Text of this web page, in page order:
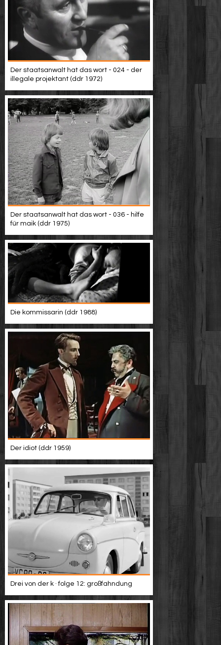
Der staatsanwalt hat das wort - 024 - der
illegale projektant (ddr 1972)
Der staatsanwalt hat das wort - 036 - hilfe
für maik (ddr 1975)
Die kommissarin (ddr 1988)
Der idiot (ddr 1959)
Drei von der k · folge 12: großfahndung